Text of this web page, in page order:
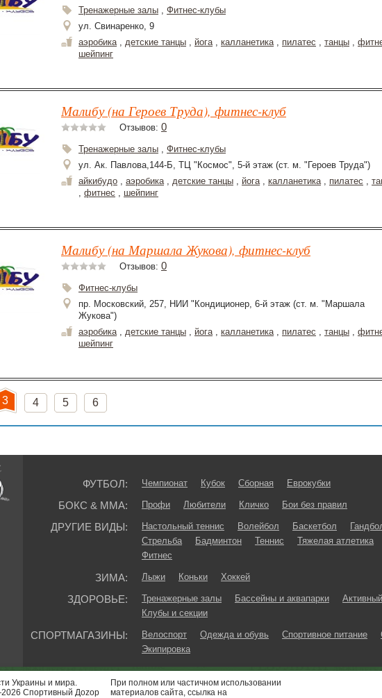
Тренажерные залы , Фитнес-клубы
ул. Свинаренко, 9
аэробика, детские танцы , йога, калланетика, пилатес , танцы ,
шейпинг
Малибу (на Героев Труда), фитнес-клуб
Отзывов: 0
Тренажерные залы , Фитнес-клубы
ул. Ак. Павлова,144-Б, ТЦ "Космос", 5-й этаж (ст. м. "Героев Труда")
айкибудо , аэробика, детские танцы , йога, калланетика, пилатес ,
, фитнес , шейпинг
Малибу (на Маршала Жукова), фитнес-клуб
Отзывов: 0
Фитнес-клубы
пр. Московский, 257, НИИ "Кондиционер, 6-й этаж (ст. м. "Маршала
Жукова")
аэробика, детские танцы , йога, калланетика, пилатес , танцы ,
шейпинг
3 4 5 6
ФУТБОЛ: Чемпионат Кубок Сборная Еврокубки
БОКС & ММА: Профи Любители Кличко Бои без правил
ДРУГИЕ ВИДЫ: Настольный теннис Волейбол Баскетбол
Стрельба
Бадминтон Теннис Тяжелая атлетика
Фитнес
ЗИМА: Лыжи Коньки Хоккей
ЗДОРОВЬЕ: Тренажерные залы Бассейны и аквапарки
Клубы и секции
СПОРТМАГАЗИНЫ: Велоспорт Одежда и обувь Спортивное питание
Экипировка
Украины и мира.
Спортивный Доzор
При полном или частичном использовании
материалов сайта, ссылка на